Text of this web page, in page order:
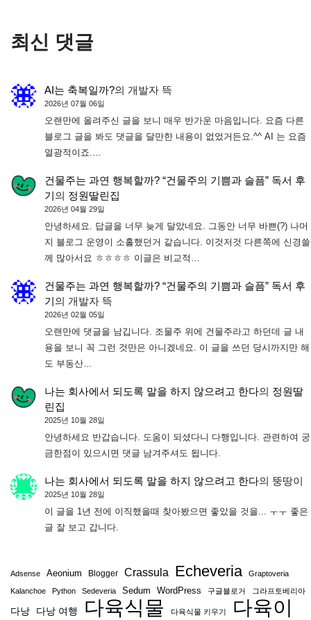
최신 댓글
AI는 축복일까?의 개발자 뜩
2026년 07월 06일
오랜만에 올려주신 글을 보니 매우 반가운 마음입니다. 요즘 다른
블로그 글을 봐도 댓글을 달만한 내용이 없었거든요.^^ AI 는 요즘
열광적이죠.…
건물주는 과연 행복할까? “건물주의 기쁨과 슬픔” 독서 후
기의 정원딸린집
2026년 04월 29일
안녕하세요. 답글을 너무 늦게 달았네요. 그동안 너무 바쁜(?) 나머
지 블로그 운영이 소홀했던거 같습니다. 이것저것 다른쪽에 신경쓸
께 많아서요 ㅎㅎㅎㅎ 이글은 비교적…
건물주는 과연 행복할까? “건물주의 기쁨과 슬픔” 독서 후
기의 개발자 뜩
2026년 02월 05일
오랜만에 댓글을 남깁니다. 조물주 위에 건물주라고 하던데 글 내
용을 보니 꼭 그런 것만은 아니겠네요. 이 글을 쓰던 당시까지만 해
도 부동산…
나는 회사에서 되도록 말을 하지 않으려고 한다의 정원딸
린집
2025년 10월 28일
안녕하세요 반갑습니다. 도움이 되셨다니 다행입니다. 관련하여 궁
금한점이 있으시면 댓글 남겨주셔도 됩니다.
나는 회사에서 되도록 말을 하지 않으려고 한다의 뚱땅이
2025년 10월 28일
이 글을 1년 전에 이직했을때 찾아봤으면 좋았을 것을... ㅜㅜ 좋은
글 잘 보고 갑니다.
Adsense Aeonium Blogger Crassula Echeveria Graptoveria
Kalanchoe Python Sedeveria Sedum WordPress 구글블로거 그라프토베리아
다낭 다낭 여행 다육식물 다육식물 키우기 다육이